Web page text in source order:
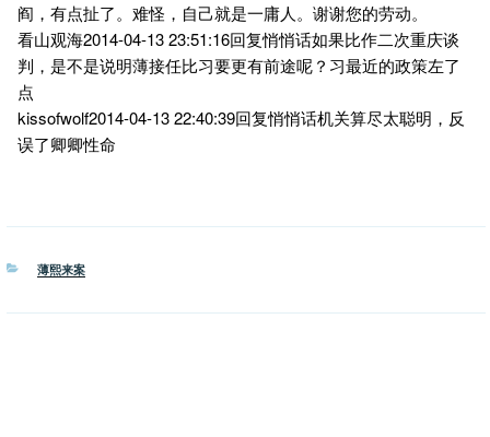
阎，有点扯了。难怪，自己就是一庸人。谢谢您的劳动。
看山观海2014-04-13 23:51:16回复悄悄话如果比作二次重庆谈
判，是不是说明薄接任比习要更有前途呢？习最近的政策左了
点
kissofwolf2014-04-13 22:40:39回复悄悄话机关算尽太聪明，反
误了卿卿性命
分
薄熙来案